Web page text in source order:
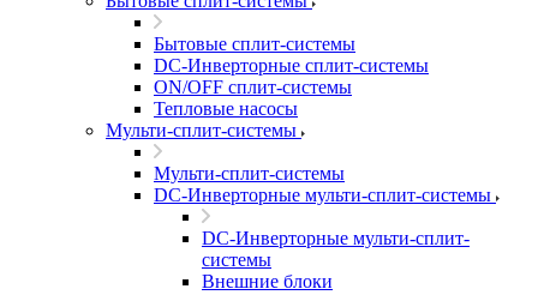
Бытовые сплит-системы
DC-Инверторные сплит-системы
ON/OFF сплит-системы
Тепловые насосы
Мульти-сплит-системы
Мульти-сплит-системы
DC-Инверторные мульти-сплит-системы
DC-Инверторные мульти-сплит-
системы
Внешние блоки